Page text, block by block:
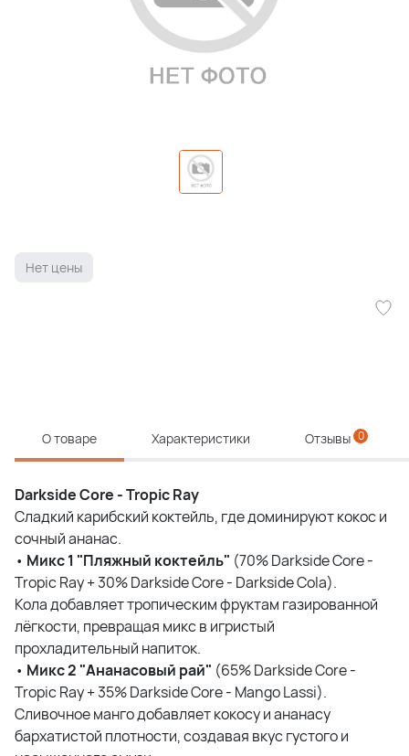
Нет цены
О товаре Характеристики Отзывы 0
Darkside Core - Tropic Ray
Сладкий карибский коктейль, где доминируют кокос и
сочный ананас.
• Микс1 "Пляжный коктейль" (70% Darkside Core -
Tropic Ray + 30% Darkside Core - Darkside Cola).
Кола добавляет тропическим фруктам газированной
лёгкости, превращая микс в игристый
прохладительный напиток.
• Микс2 "Ананасовый рай" (65% Darkside Core -
Tropic Ray + 35% Darkside Core - Mango Lassi).
Сливочное манго добавляет кокосу и ананасу
бархатистой плотности, создавая вкус густого и